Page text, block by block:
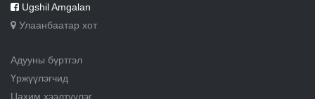
Ugshil Amgalan
Улаанбаатар хот
Адууны бүртгэл
Үржүүлэгчид
Цахим хээлтүүлэг